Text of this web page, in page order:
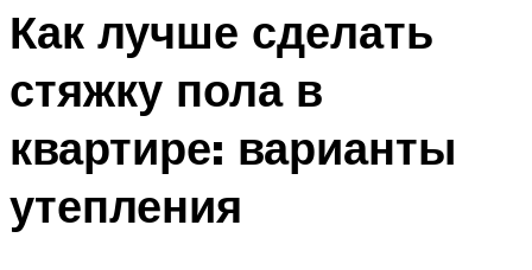
Как лучше сделать
стяжку пола в
квартире: варианты
утепления